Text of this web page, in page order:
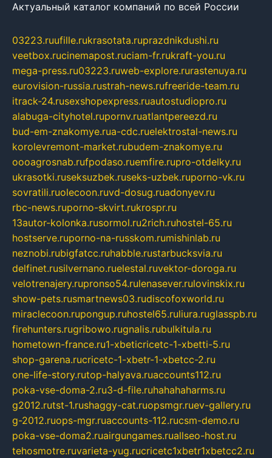
Актуальный каталог компаний по всей России
03223.ruufille.rukrasotata.ruprazdnikdushi.ru
veetbox.rucinemapost.ruciam-fr.rukraft-you.ru
mega-press.ru03223.ruweb-explore.rurastenuya.ru
eurovision-russia.rustrah-news.rufreeride-team.ru
itrack-24.rusexshopexpress.ruautostudiopro.ru
alabuga-cityhotel.rupornv.ruatlantpereezd.ru
bud-em-znakomye.rua-cdc.ruelektrostal-news.ru
korolevremont-market.rubudem-znakomye.ru
oooagrosnab.rufpodaso.ruemfire.rupro-otdelky.ru
ukrasotki.ruseksuzbek.ruseks-uzbek.ruporno-vk.ru
sovratili.ruolecoon.ruvd-dosug.ruadonyev.ru
rbc-news.ruporno-skvirt.rukrospr.ru
13autor-kolonka.rusormol.ru2rich.ruhostel-65.ru
hostserve.ruporno-na-russkom.rumishinlab.ru
neznobi.rubigfatcc.ruhabble.rustarbucksvia.ru
delfinet.rusilvernano.ruelestal.ruvektor-doroga.ru
velotrenajery.rupronso54.rulenasever.rulovinskix.ru
show-pets.rusmartnews03.rudiscofoxworld.ru
miraclecoon.rupongup.ruhostel65.ruliura.ruglasspb.ru
firehunters.rugribowo.rugnalis.rubulkitula.ru
hometown-france.ru1-xbeticricetc-1-xbetti-5.ru
shop-garena.rucricetc-1-xbetr-1-xbetcc-2.ru
one-life-story.rutop-halyava.ruaccounts112.ru
poka-vse-doma-2.ru3-d-file.ruhahahaharms.ru
g2012.rutst-1.rushaggy-cat.ruopsmgr.ruev-gallery.ru
g-2012.ruops-mgr.ruaccounts-112.rucsm-demo.ru
poka-vse-doma2.ruairgungames.ruallseo-host.ru
tehosmotre.ruvarieta-yug.rucricetc1xbetr1xbetcc2.ru